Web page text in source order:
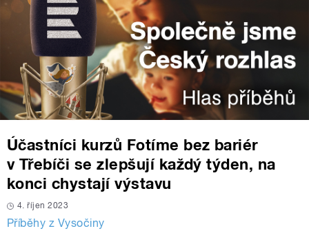
Účastníci kurzů Fotíme bez bariér
v Třebíči se zlepšují každý týden, na
konci chystají výstavu
4. říjen 2023
Příběhy z Vysočiny